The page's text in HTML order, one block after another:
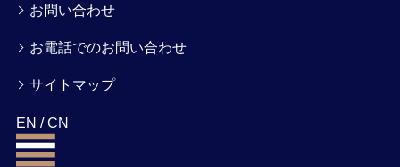
お問い合わせ
お電話でのお問い合わせ
サイトマップ
EN /CN